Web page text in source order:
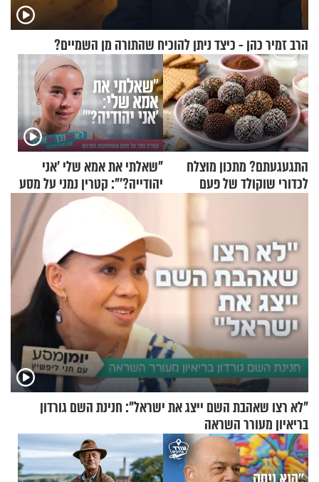
הרב זמיר כהן - כיצד ניתן להוכיח שהתורה מן השמיים?
התגעגעתם? מתכון מוצלח
לכדורי שוקולד של פעם
"שאלתי את אמא שלי 'אני
יהודייה?'": קטרין נמני על מסע
ההתחזקות המרגש
"לא רצו שאהבת השם ייצג את ישראל": חנינת השם גורדון
בריאיון מעורר השראה